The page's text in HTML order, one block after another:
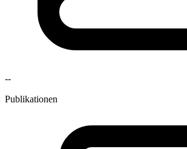
--
Publikationen